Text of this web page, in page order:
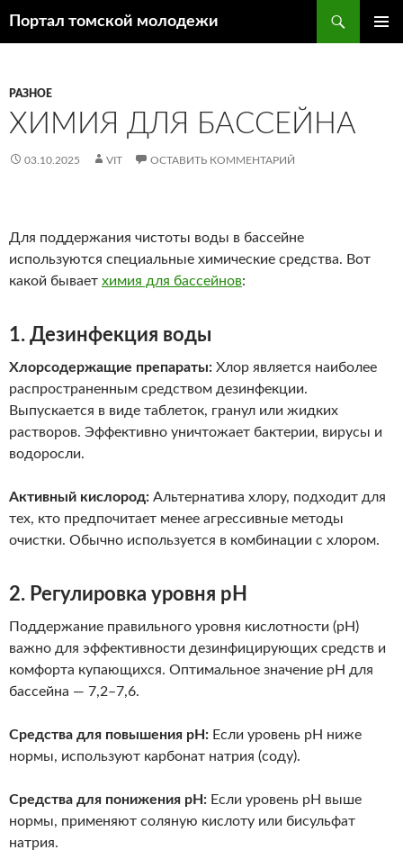
Портал томской молодежи
РАЗНОЕ
ХИМИЯ ДЛЯ БАССЕЙНА
03.10.2025 VIT ОСТАВИТЬ КОММЕНТАРИЙ
Для поддержания чистоты воды в бассейне
используются специальные химические средства. Вот
какой бывает химия для бассейнов:
1. Дезинфекция воды
Хлорсодержащие препараты: Хлор является наиболее
распространенным средством дезинфекции.
Выпускается в виде таблеток, гранул или жидких
растворов. Эффективно уничтожает бактерии, вирусы и
водоросли.
Активный кислород: Альтернатива хлору, подходит для
тех, кто предпочитает менее агрессивные методы
очистки. Обычно используется в комбинации с хлором.
2. Регулировка уровня pH
Поддержание правильного уровня кислотности (pH)
важно для эффективности дезинфицирующих средств и
комфорта купающихся. Оптимальное значение pH для
бассейна — 7,2–7,6.
Средства для повышения pH: Если уровень pH ниже
нормы, используют карбонат натрия (соду).
Средства для понижения pH: Если уровень pH выше
нормы, применяют соляную кислоту или бисульфат
натрия.